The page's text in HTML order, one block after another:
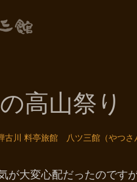
高山祭り
古川 料亭旅館 八ツ三館（やつさ
が大変心配だったのです